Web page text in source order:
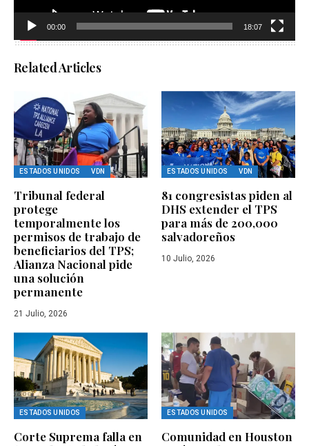
00:00 18:07
Related Articles
ESTADOS UNIDOS VDN
Tribunal federal
protege
temporalmente los
permisos de trabajo de
beneficiarios del TPS;
Alianza Nacional pide
una solución
permanente
21 Julio, 2026
ESTADOS UNIDOS VDN
81 congresistas piden al
DHS extender el TPS
para más de 200,000
salvadoreños
10 Julio, 2026
ESTADOS UNIDOS
Corte Suprema falla en
ESTADOS UNIDOS
Comunidad en Houston